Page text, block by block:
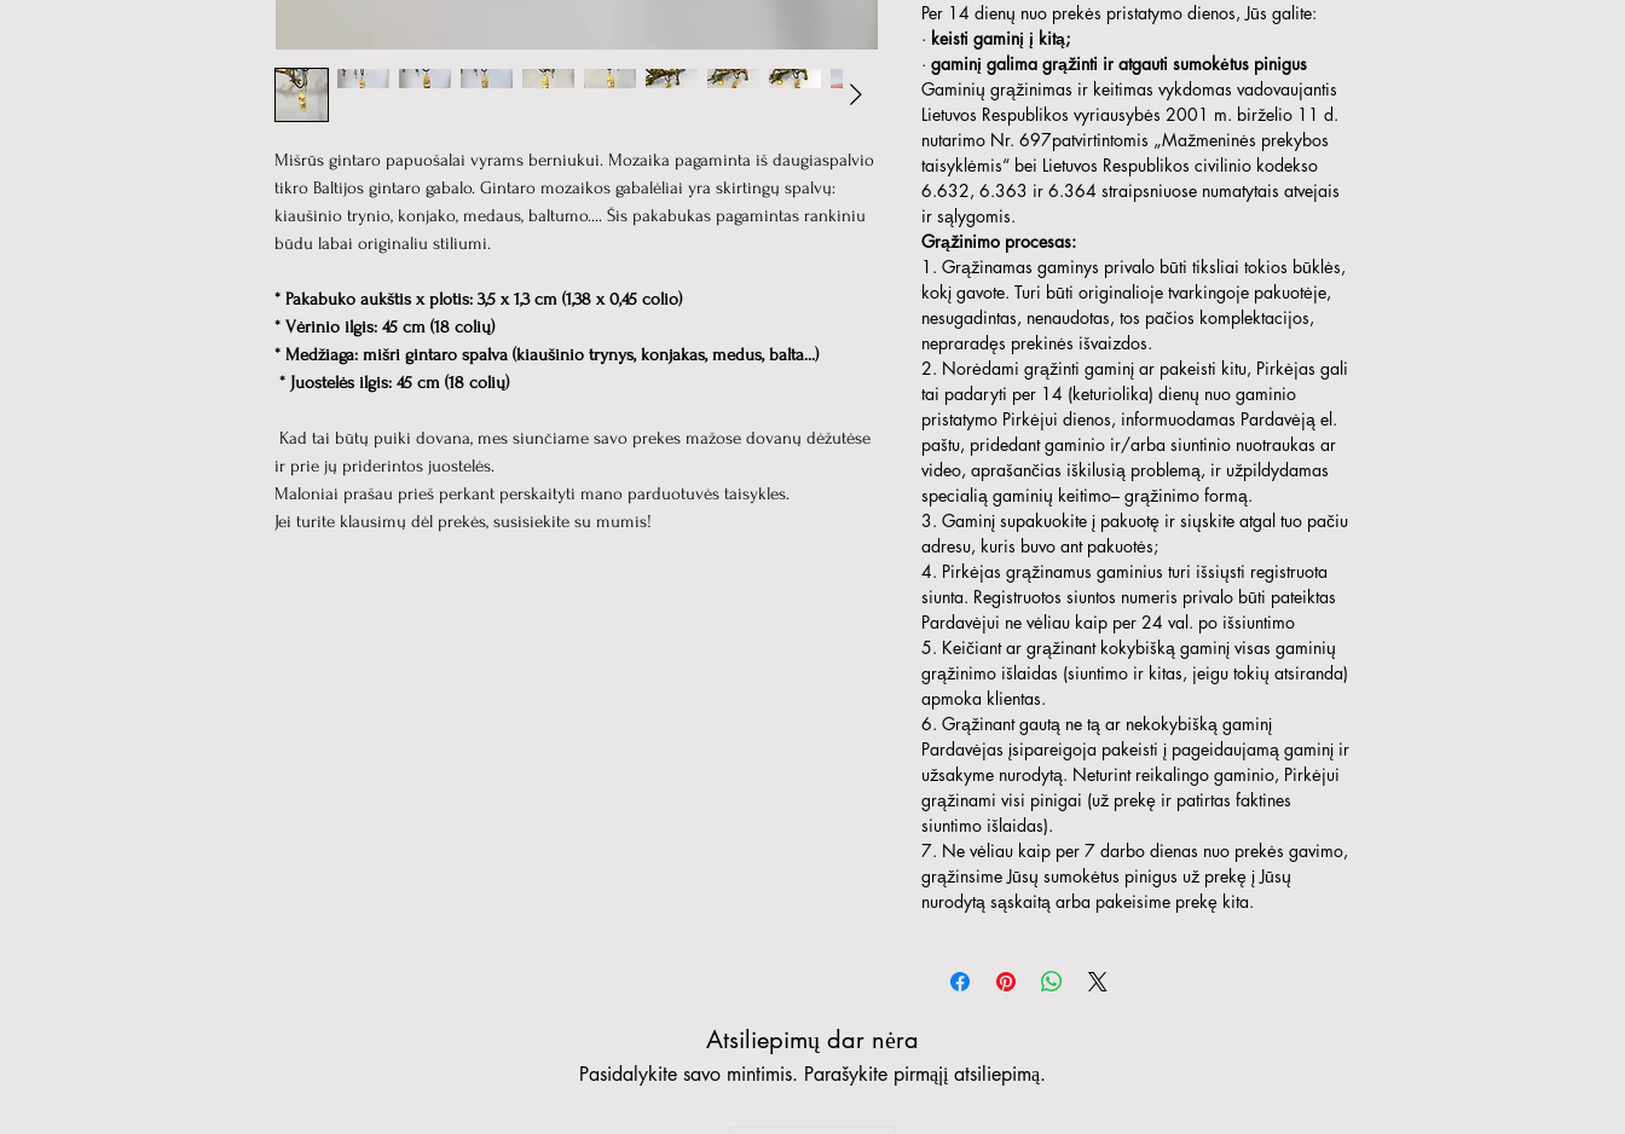
Mišrūs gintaro papuošalai vyrams berniukui. Mozaika pagaminta iš daugiaspalvio
tikro Baltijos gintaro gabalo. Gintaro mozaikos gabalėliai yra skirtingų spalvų:
kiaušinio trynio, konjako, medaus, baltumo.... Šis pakabukas pagamintas rankiniu
būdu labai originaliu stiliumi.
* Pakabuko aukštis x plotis: 3,5 x 1,3 cm (1,38 x 0,45 colio)
* Vėrinio ilgis: 45 cm (18 colių)
* Medžiaga: mišri gintaro spalva (kiaušinio trynys, konjakas, medus, balta...)
* Juostelės ilgis: 45 cm (18 colių)
Kad tai būtų puiki dovana, mes siunčiame savo prekes mažose dovanų dėžutėse
ir prie jų priderintos juostelės.
Maloniai prašau prieš perkant perskaityti mano parduotuvės taisykles.
Jei turite klausimų dėl prekės, susisiekite su mumis!
Per 14 dienų nuo prekės pristatymo dienos, Jūs galite:
· keisti gaminį į kitą;
· gaminį galima grąžinti ir atgauti sumokėtus pinigus
Gaminių grąžinimas ir keitimas vykdomas vadovaujantis
Lietuvos Respublikos vyriausybės 2001 m. birželio 11 d.
nutarimo Nr. 697patvirtintomis „Mažmeninės prekybos
taisyklėmis“ bei Lietuvos Respublikos civilinio kodekso
6.632, 6.363 ir 6.364 straipsniuose numatytais atvejais
ir sąlygomis.
Grąžinimo procesas:
1. Grąžinamas gaminys privalo būti tiksliai tokios būklės,
kokį gavote. Turi būti originalioje tvarkingoje pakuotėje,
nesugadintas, nenaudotas, tos pačios komplektacijos,
nepraradęs prekinės išvaizdos.
2. Norėdami grąžinti gaminį ar pakeisti kitu, Pirkėjas gali
tai padaryti per 14 (keturiolika) dienų nuo gaminio
pristatymo Pirkėjui dienos, informuodamas Pardavėją el.
paštu, pridedant gaminio ir/arba siuntinio nuotraukas ar
video, aprašančias iškilusią problemą, ir užpildydamas
specialią gaminių keitimo– grąžinimo formą.
3. Gaminį supakuokite į pakuotę ir siųskite atgal tuo pačiu
adresu, kuris buvo ant pakuotės;
4. Pirkėjas grąžinamus gaminius turi išsiųsti registruota
siunta. Registruotos siuntos numeris privalo būti pateiktas
Pardavėjui ne vėliau kaip per 24 val. po išsiuntimo
5. Keičiant ar grąžinant kokybišką gaminį visas gaminių
grąžinimo išlaidas (siuntimo ir kitas, jeigu tokių atsiranda)
apmoka klientas.
6. Grąžinant gautą ne tą ar nekokybišką gaminį
Pardavėjas įsipareigoja pakeisti į pageidaujamą gaminį ir
užsakyme nurodytą. Neturint reikalingo gaminio, Pirkėjui
grąžinami visi pinigai (už prekę ir patirtas faktines
siuntimo išlaidas).
7. Ne vėliau kaip per 7 darbo dienas nuo prekės gavimo,
grąžinsime Jūsų sumokėtus pinigus už prekę į Jūsų
nurodytą sąskaitą arba pakeisime prekę kita.
Atsiliepimų dar nėra
Pasidalykite savo mintimis. Parašykite pirmąjį atsiliepimą.